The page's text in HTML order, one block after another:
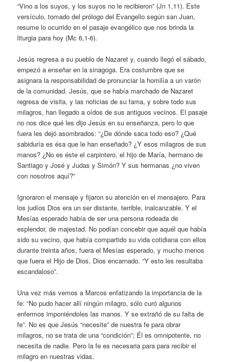
“Vino a los suyos, y los suyos no le recibieron” (Jn 1,11). Este
versículo, tomado del prólogo del Evangelio según san Juan,
resume lo ocurrido en el pasaje evangélico que nos brinda la
liturgia para hoy (Mc 6,1-6).
Jesús regresa a su pueblo de Nazaret y, cuando llegó el sábado,
empezó a enseñar en la sinagoga. Era costumbre que se
asignara la responsabilidad de pronunciar la homilía a un varón
de la comunidad. Jesús, que se había marchado de Nazaret
regresa de visita, y las noticias de su fama, y sobre todo sus
milagros, han llegado a oídos de sus antiguos vecinos. El pasaje
no nos dice qué les dijo Jesús en su enseñanza, pero lo que
fuera les dejó asombrados: “¿De dónde saca todo eso? ¿Qué
sabiduría es ésa que le han enseñado? ¿Y esos milagros de sus
manos? ¿No es éste el carpintero, el hijo de María, hermano de
Santiago y José y Judas y Simón? Y sus hermanas ¿no viven
con nosotros aquí?”
Ignoraron el mensaje y fijaron su atención en el mensajero. Para
los judíos Dios era un ser distante, terrible, inalcanzable. Y el
Mesías esperado había de ser una persona rodeada de
esplendor, de majestad. No podían concebir que aquél que había
sido su vecino, que había compartido su vida cotidiana con ellos
durante treinta años, fuera el Mesías esperado, y mucho menos
que fuera el Hijo de Dios, Dios encarnado. “Y esto les resultaba
escandaloso”.
Una vez más vemos a Marcos enfatizando la importancia de la
fe: “No pudo hacer allí ningún milagro, sólo curó algunos
enfermos imponiéndoles las manos. Y se extrañó de su falta de
fe”. No es que Jesús “necesite” de nuestra fe para obrar
milagros, no se trata de una “condición”; Él es omnipotente, no
necesita de nadie. Pero la fe es necesaria para para recibir el
milagro en nuestras vidas.